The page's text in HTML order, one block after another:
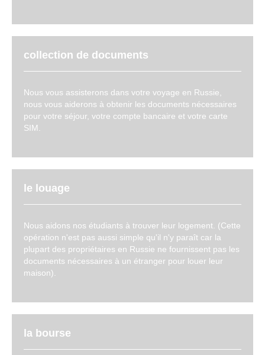
collection de documents
Nous vous assisterons dans votre voyage en Russie,
nous vous aiderons à obtenir les documents nécessaires
pour votre séjour, votre compte bancaire et votre carte
SIM.
le louage
Nous aidons nos étudiants à trouver leur logement. (Cette
opération n'est pas aussi simple qu'il n'y paraît car la
plupart des propriétaires en Russie ne fournissent pas les
documents nécessaires à un étranger pour louer leur
maison).
la bourse